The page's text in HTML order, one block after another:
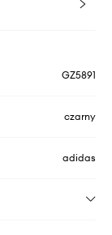
GZ5891
czarny
adidas